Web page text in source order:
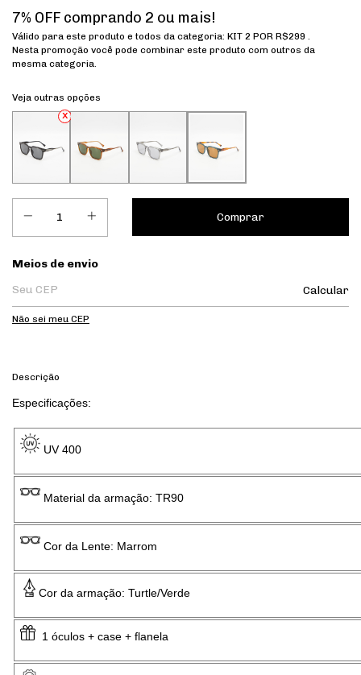
7% OFF comprando 2 ou mais!
Válido para este produto e todos da categoria: KIT 2 POR R$299 .
Nesta promoção você pode combinar este produto com outros da
mesma categoria.
Veja outras opções
Entregas para o CEP:
Meios de envio
Calcular
Não sei meu CEP
Descrição
Especificações:
UV 400
Material da armação: TR90
Cor da Lente: Marrom
Cor da armação: Turtle/Verde
1 óculos + case + flanela